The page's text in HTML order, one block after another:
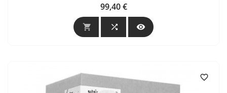
Cijena
99,40 €
  
